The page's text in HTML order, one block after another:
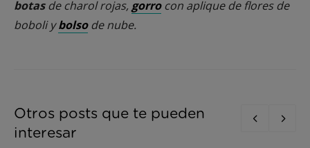
botasde charol rojas, gorrocon aplique de flores de
boboli ybolsode nube.
Otros posts que te pueden
interesar